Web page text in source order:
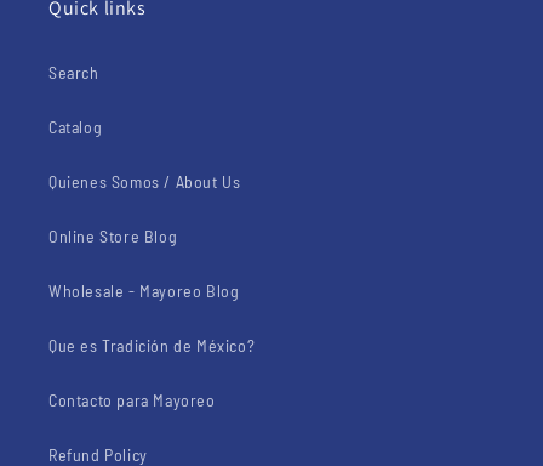
Quick links
Search
Catalog
Quienes Somos / About Us
Online Store Blog
Wholesale - Mayoreo Blog
Que es Tradición de México?
Contacto para Mayoreo
Refund Policy